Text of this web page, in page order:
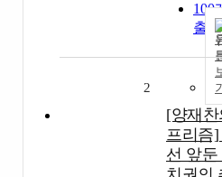
100
출력
2
[양재찬
프리즘]
선 앞둔